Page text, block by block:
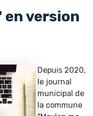
en version
Depuis 2020,
le journal
municipal de
la commune